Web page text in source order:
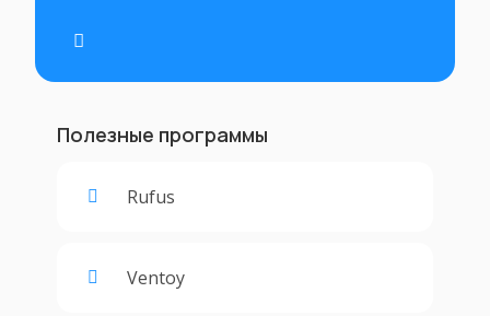
успешно активировать Office и получить полный
доступ ко всем его функциям.
Полезные программы
Rufus
Ventoy